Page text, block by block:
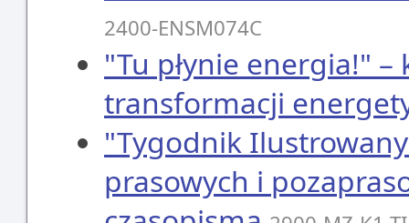
2400-ENSM074C
"Tu płynie energia!"
transformacji
"Tygodnik
prasowych i